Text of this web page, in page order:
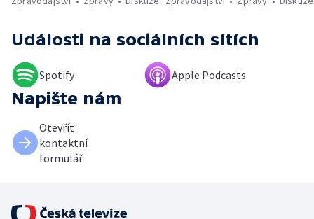
Události na sociálních sítích
Spotify Apple Podcasts
Napište nám
Otevřít
kontaktní
formulář